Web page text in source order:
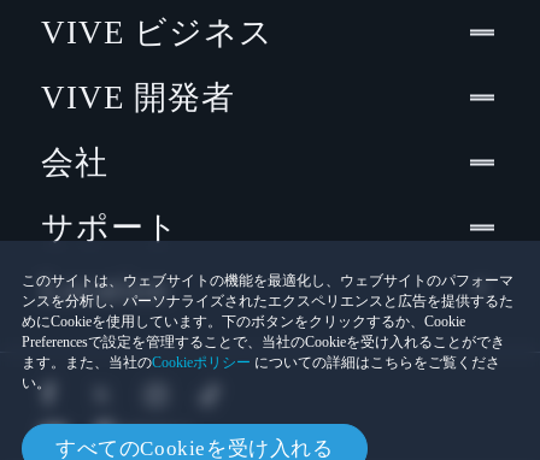
このサイトは、ウェブサイトの機能を最適化し、ウェブサイトのパフォーマ
ンスを分析し、パーソナライズされたエクスペリエンスと広告を提供するた
めにCookieを使用しています。下のボタンをクリックするか、Cookie
Preferencesで設定を管理することで、当社のCookieを受け入れることができ
ます。また、当社のCookieポリシー についての詳細はこちらをご覧くださ
い。
すべてのCookieを受け入れる
VIVE ビジネス
VIVE 開発者
会社
サポート
Location